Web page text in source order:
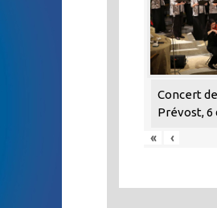
Concert
Prévost, 6
«
‹